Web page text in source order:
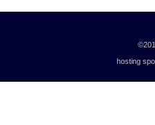
hosting